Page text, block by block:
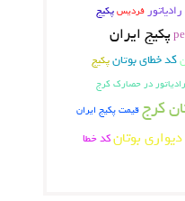
فردیسپکیج
پکیج ایران
کد خطای بوتانپکیج
در حصارک کرج
کرجقیمت پکیج ایران
بوتانکد خطا